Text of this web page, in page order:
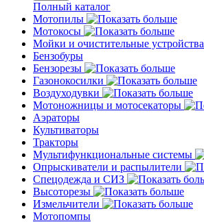
Полный каталог
Мотопилы
Мотокосы
Мойки и очистительные устройства
Бензобуры
Бензорезы
Газонокосилки
Воздуходувки
Мотоножницы и мотосекаторы
Аэраторы
Культиваторы
Тракторы
Мультифункциональные системы
Опрыскиватели и распылители
Спецодежда и СИЗ
Высоторезы
Измельчители
Мотопомпы